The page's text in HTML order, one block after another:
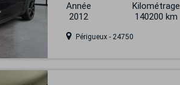
Année
2012
Kilométrage
140200 km
Périgueux - 24750